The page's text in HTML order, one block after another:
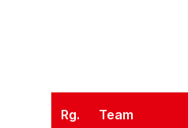
Rg. Team